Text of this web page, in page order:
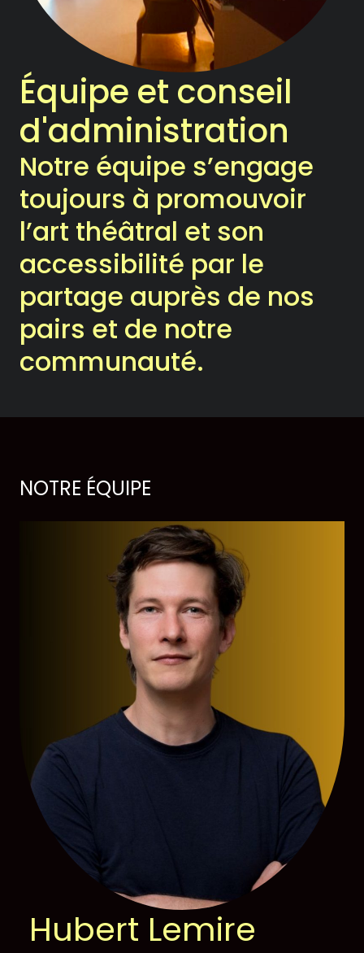
Notre Chambre d’amis
Les Activités
Le Printemps des Ateliers-
théâtre
Les Ateliers-théâtre
Les Rencontres
Les Chroniques
Les Ateliers
La compagnie
Équipe et conseil
d’administration
Votre soutien
On en parle dans les
Votre soutien
Desjardins fait la paire
Équipe et conseil
d'administration
Notre équipe s’engage
toujours à promouvoir
l’art théâtral et son
accessibilité par le
partage auprès de nos
pairs et de notre
communauté.
NOTRE ÉQUIPE
Hubert Lemire